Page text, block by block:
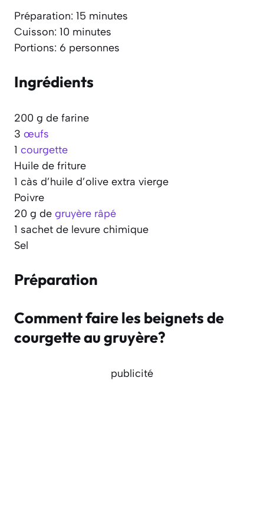
Préparation: 15 minutes
Cuisson: 10 minutes
Portions: 6 personnes
Ingrédients
200 g de farine
3 œufs
1 courgette
Huile de friture
1 càs d’huile d’olive extra vierge
Poivre
20 g de gruyère râpé
1 sachet de levure chimique
Sel
Préparation
Comment faire les beignets de
courgette au gruyère?
publicité